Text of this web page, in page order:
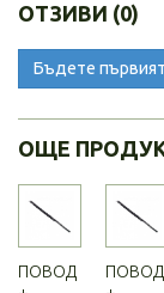
ОТЗИВИ (0)
Бъдете
ОЩЕ
ПОВОД
ПОВОД